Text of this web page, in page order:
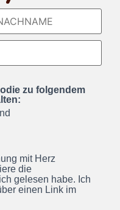
zu folgendem
mit Herz
die
gelesen habe. Ich
einen Link im